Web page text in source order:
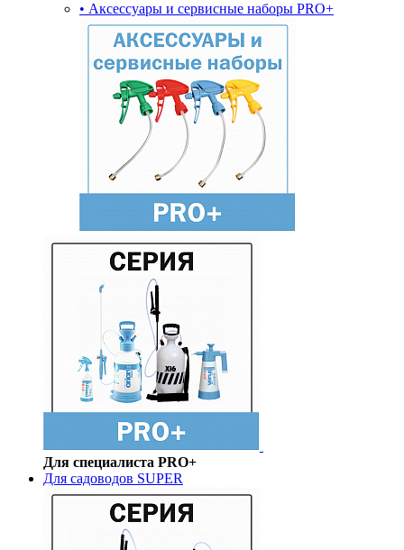
• Аксессуары и сервисные наборы PRO+
Для специалиста PRO+
Для садоводов SUPER